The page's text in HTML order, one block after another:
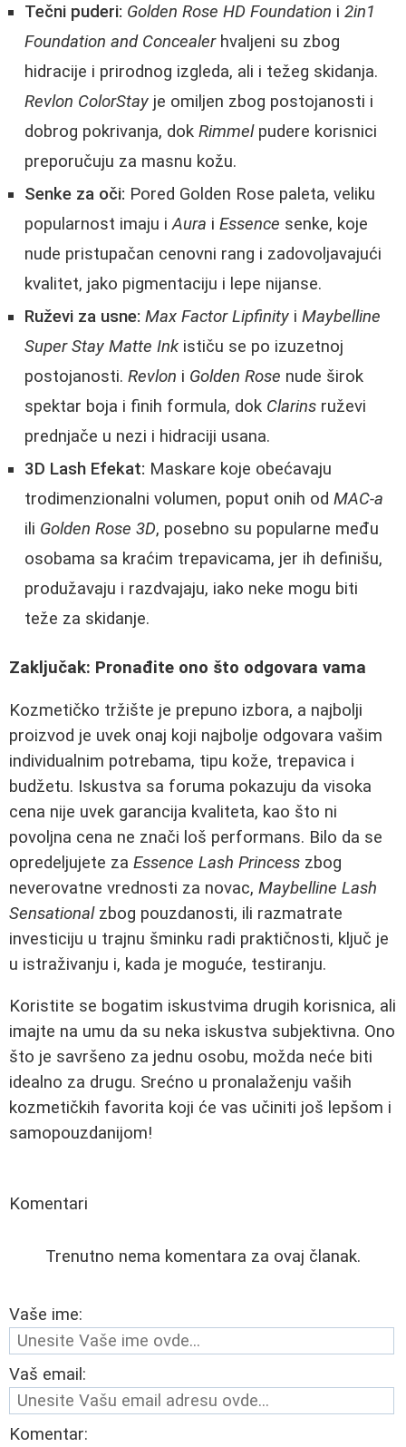
Tečni puderi: Golden Rose HD Foundation i 2in1
Foundation and Concealerhvaljeni su zbog
hidracije i prirodnog izgleda, ali i težeg skidanja.
Revlon ColorStay je omiljen zbog postojanosti i
dobrog pokrivanja, dok Rimmelpudere korisnici
preporučuju za masnu kožu.
Senke za oči: Pored Golden Rose paleta, veliku
popularnost imaju iAura i Essence senke, koje
nude pristupačan cenovni rang i zadovoljavajući
kvalitet, jako pigmentaciju i lepe nijanse.
Ruževi za usne: Max Factor Lipfinity i Maybelline
Super Stay Matte Inkističu se po izuzetnoj
postojanosti. Revlon i Golden Rose nude širok
spektar boja i finih formula, dok Clarins ruževi
prednjače u nezi i hidraciji usana.
3D Lash Efekat: Maskare koje obećavaju
trodimenzionalni volumen, poput onih od MAC-a
ili Golden Rose 3D, posebno su popularne među
osobama sa kraćim trepavicama, jer ih definišu,
produžavaju i razdvajaju, iako neke mogu biti
teže za skidanje.
Zaključak: Pronađite ono što odgovara vama
Kozmetičko tržište je prepuno izbora, a najbolji
proizvod je uvek onaj koji najbolje odgovara vašim
individualnim potrebama, tipu kože, trepavica i
budžetu. Iskustva sa foruma pokazuju da visoka
cena nije uvek garancija kvaliteta, kao što ni
povoljna cena ne znači loš performans. Bilo da se
opredeljujete za Essence Lash Princess zbog
neverovatne vrednosti za novac, Maybelline Lash
Sensationalzbog pouzdanosti, ili razmatrate
investiciju u trajnu šminku radi praktičnosti, ključ je
u istraživanju i, kada je moguće, testiranju.
Koristite se bogatim iskustvima drugih korisnica, ali
imajte na umu da su neka iskustva subjektivna. Ono
što je savršeno za jednu osobu, možda neće biti
idealno za drugu. Srećno u pronalaženju vaših
kozmetičkih favorita koji će vas učiniti još lepšom i
samopouzdanijom!
Komentari
Trenutno nema komentara za ovaj članak.
Vaše ime:
Vaš email:
Komentar: